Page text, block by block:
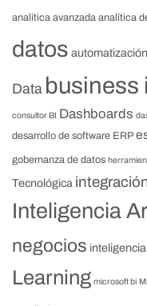
analítica avanzada analítica
datos automatización
Data business
consultor BI Dashboards
desarrollo de software ERP
gobernanza de datos
Tecnológica
Inteligencia
negocios
Learning microsoft bi